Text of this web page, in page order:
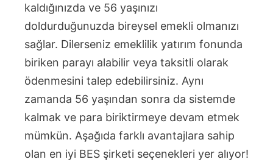
kaldığınızda ve 56 yaşınızı
doldurduğunuzda bireysel emekli olmanızı
sağlar. Dilerseniz emeklilik yatırım fonunda
biriken parayı alabilir veya taksitli olarak
ödenmesini talep edebilirsiniz. Aynı
zamanda 56 yaşından sonra da sistemde
kalmak ve para biriktirmeye devam etmek
mümkün. Aşağıda farklı avantajlara sahip
olan en iyi BES şirketi seçenekleri yer alıyor!